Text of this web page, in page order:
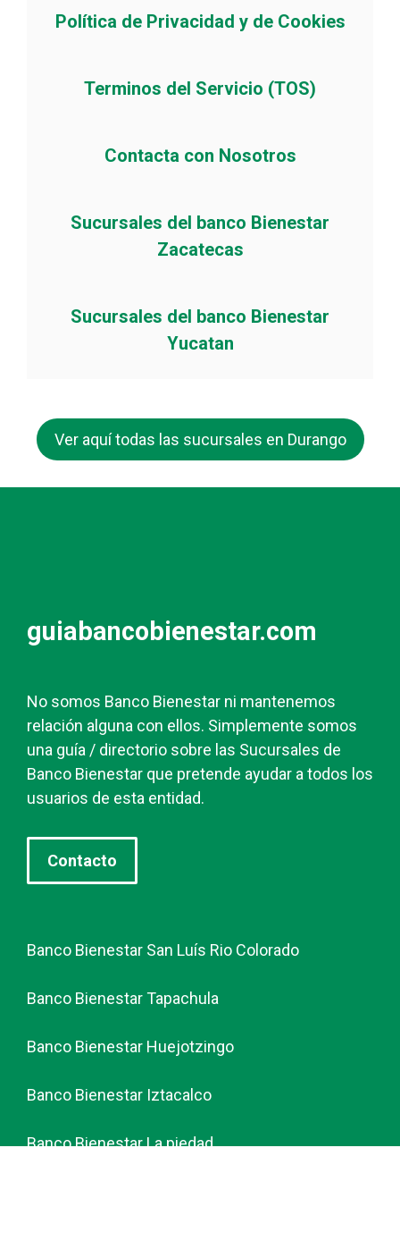
Política de Privacidad y de Cookies
Terminos del Servicio (TOS)
Contacta con Nosotros
Sucursales del banco Bienestar
Zacatecas
Sucursales del banco Bienestar
Yucatan
Ver aquí todas las sucursales en Durango
guiabancobienestar.com
No somos Banco Bienestar ni mantenemos
relación alguna con ellos. Simplemente somos
una guía / directorio sobre las Sucursales de
Banco Bienestar que pretende ayudar a todos los
usuarios de esta entidad.
Contacto
Banco Bienestar San Luís Rio Colorado
Banco Bienestar Tapachula
Banco Bienestar Huejotzingo
Banco Bienestar Iztacalco
Banco Bienestar La piedad